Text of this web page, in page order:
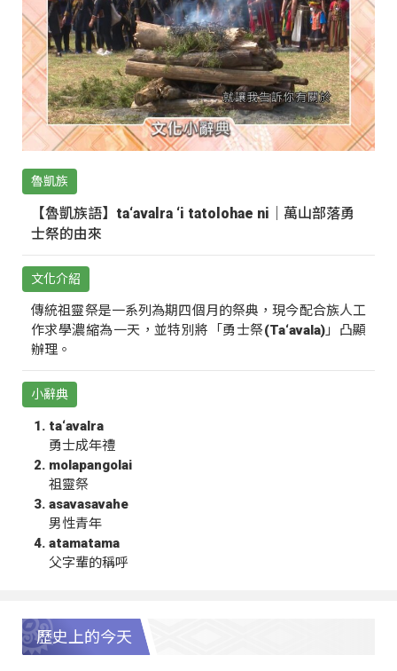
魯凱族
【魯凱族語】ta‘avalra ‘i tatolohae ni｜萬山部落勇
士祭的由來
文化介紹
傳統祖靈祭是一系列為期四個月的祭典，現今配合族人工
作求學濃縮為一天，並特別將「勇士祭(Ta‘avala)」凸顯
辦理。
小辭典
ta‘avalra
勇士成年禮
molapangolai
祖靈祭
asavasavahe
男性青年
atamatama
父字輩的稱呼
歷史上的今天